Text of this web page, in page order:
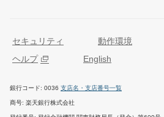
セキュリティ 動作環境
ヘルプ
English
銀行コード 0036 支店名・支店番号一覧
商号 楽天銀行株式会社